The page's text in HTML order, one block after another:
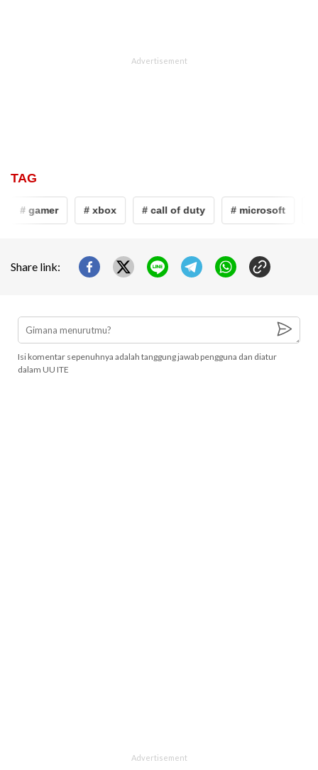
TAG
# gamer # xbox # call of duty # microsoft
Share link:
Isi komentar sepenuhnya adalah tanggung jawab pengguna dan diatur
dalam UU ITE